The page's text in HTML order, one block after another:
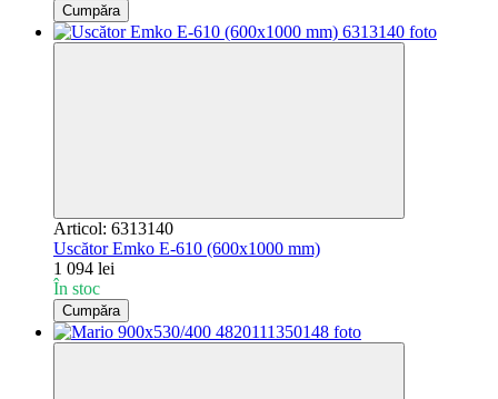
Cumpăra
Articol: 6313140
Uscător Emko Е-610 (600x1000 mm)
1 094 lei
În stoc
Cumpăra